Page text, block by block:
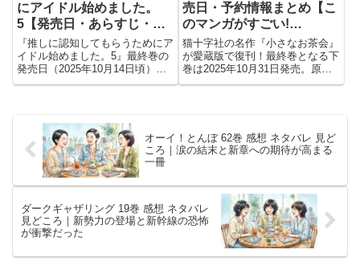
にアイドル始めました。
5【発売日・あらすじ・予
約情報まとめ】
『推しに認知してもらうためにア
イドル始めました。5』最終巻の
発売日（2025年10月14日頃）、
第21～25話収録や女装潜入・正
売日・予約情報まとめ【こ
のマンガがすごい!
comics】
猫十字社の名作『小さなお茶会』
が愛蔵版で復刊！最終巻となる下
巻は2025年10月31日発売。原画
ギャラリーや書き下ろしエッセイ
オーイ！とんぼ 62巻 感想 ネタバレ 見ど
ころ｜涙の結末と新章への期待が高まる
一冊
ダークギャザリング 19巻 感想 ネタバレ
見どころ｜新勢力の登場と新幹線の恐怖
が衝撃だった